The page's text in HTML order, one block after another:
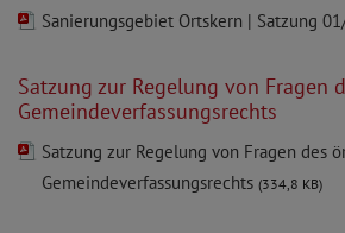
Sanierungsgebiet Ortskern | Satzung
Satzung zur Regelung von Fragen
Gemeindeverfassungsrechts
Satzung zur Regelung von Fragen des
Gemeindeverfassungsrechts (334,8 KB)